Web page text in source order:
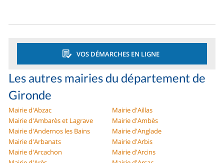
VOS DÉMARCHES EN LIGNE
Les autres mairies du département de
Gironde
Mairie d'Abzac
Mairie d'Aillas
Mairie d'Ambarès et Lagrave
Mairie d'Ambès
Mairie d'Andernos les Bains
Mairie d'Anglade
Mairie d'Arbanats
Mairie d'Arbis
Mairie d'Arcachon
Mairie d'Arcins